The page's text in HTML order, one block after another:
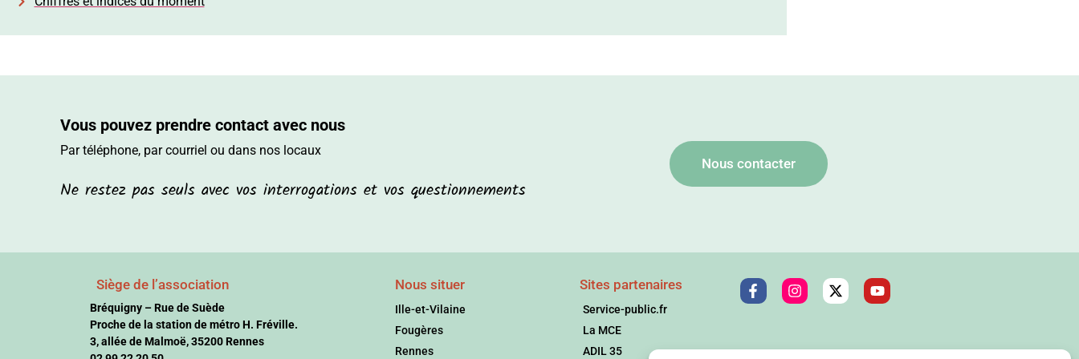
Vous pouvez prendre contact avec nous
Par téléphone, par courriel ou dans nos locaux
Ne restez pas seuls avec vos interrogations et vos questionnements
Nous contacter
Siège de l’association
Bréquigny – Rue de Suède
Proche de la station de métro H. Fréville.
3, allée de Malmoë, 35200 Rennes
Nous situer
Ille-et-Vilaine
Fougères
Rennes
Sites partenaires
Service-public.fr
La MCE
ADIL 35